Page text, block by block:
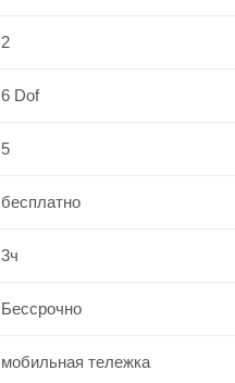
2
6 Dof
5
бесплатно
3ч
Бессрочно
мобильная тележка